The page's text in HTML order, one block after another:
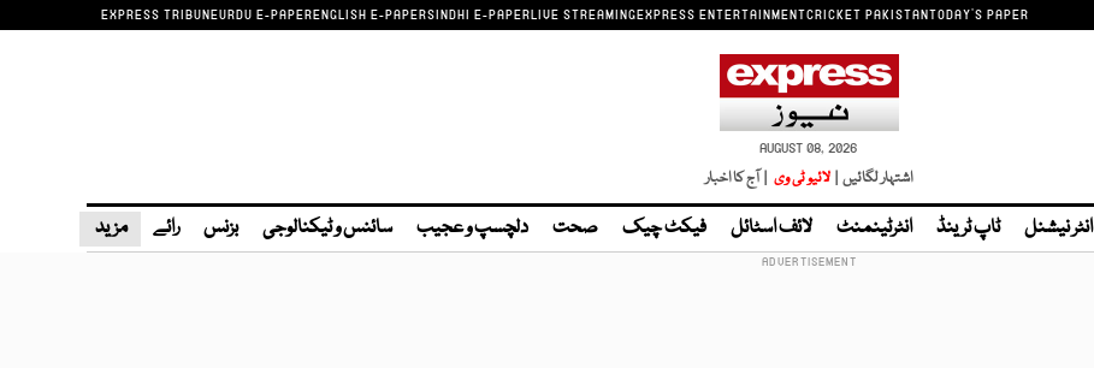
EXPRESS TRIBUNEURDU E-PAPERENGLISH E-PAPERSINDHI E-PAPERLIVE STREAMINGEXPRESS ENTERTAINMENTCRICKET PAKISTANTODAY'S PAPER
AUGUST 08, 2026
اشتہار لگائیں | لائیو ٹی وی | آج کا اخبار
انٹر نیشنل ٹاپ ٹرینڈ انٹرٹینمنٹ لائف اسٹائل فیکٹ چیک صحت دلچسپ و عجیب سائنس و ٹیکنالوجی بزنس رائے مزید